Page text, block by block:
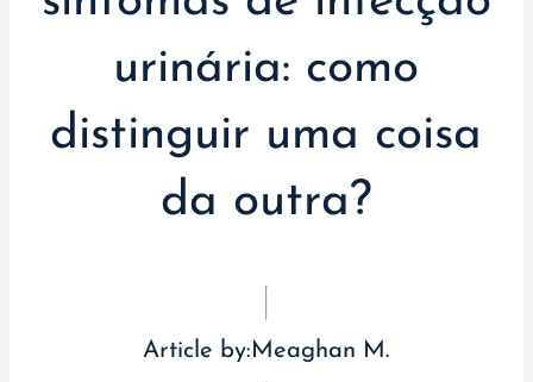
urinária: como
distinguir uma coisa
da outra?
Article by:Meaghan M.